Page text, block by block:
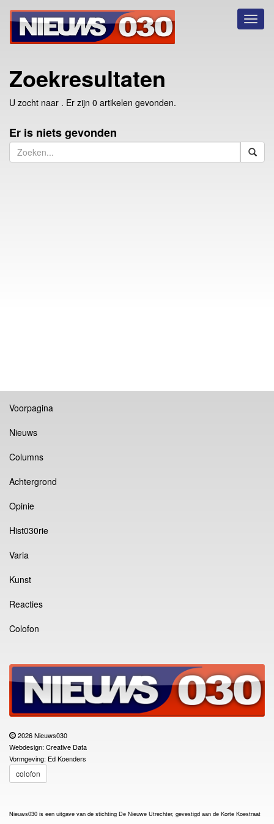
Zoekresultaten
U zocht naar . Er zijn 0 artikelen gevonden.
Er is niets gevonden
Voorpagina
Nieuws
Columns
Achtergrond
Opinie
Hist030rie
Varia
Kunst
Reacties
Colofon
2026 Nieuws030
Webdesign: Creative Data
Vormgeving: Ed Koenders
colofon
Nieuws030 is een uitgave van de stichting De Nieuwe Utrechter, gevestigd aan de Korte Koestraat